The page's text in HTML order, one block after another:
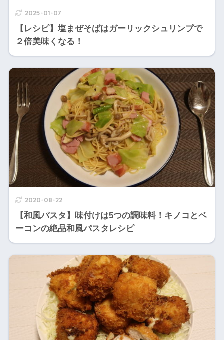
2025-01-07
【レシピ】塩まぜそばはガーリックシュリンプで
２倍美味くなる！
2020-08-22
【和風パスタ】味付けは5つの調味料！キノコとベ
ーコンの絶品和風パスタレシピ